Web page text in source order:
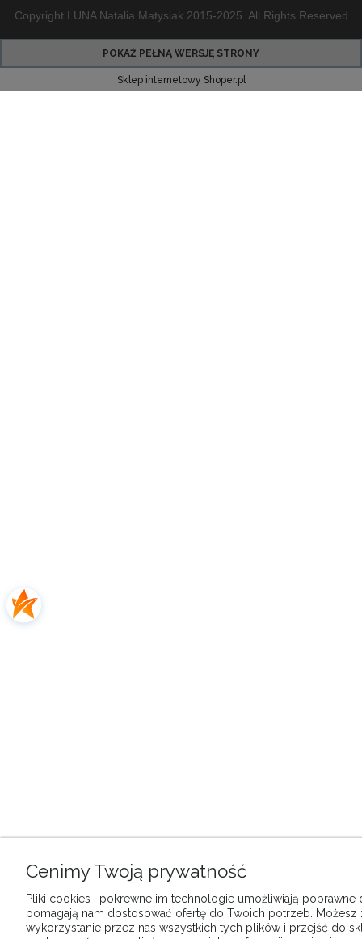
Copyright LUNA Natalia Matysiak 2015-2025. All Rights Reserved
POKAŻ PEŁNĄ WERSJĘ STRONY
Sklep internetowy Shoper.pl
Cenimy Twoją prywatność
Pliki cookies i pokrewne im technologie umożliwiają poprawne
pomagają nam dostosować ofertę do Twoich potrzeb. Możesz
wykorzystanie przez nas wszystkich tych plików i przejść do